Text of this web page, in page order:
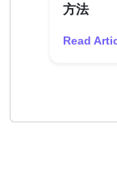
方法
Read